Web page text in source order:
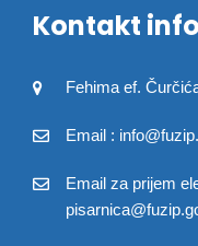
Kontakt
Fehima ef.
Email :
Email za prijem